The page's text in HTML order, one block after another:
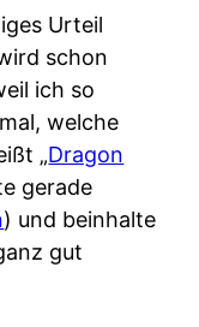
Urteil
schon
ich so
welche
„Dragon
gerade
) und beinhalte
gut